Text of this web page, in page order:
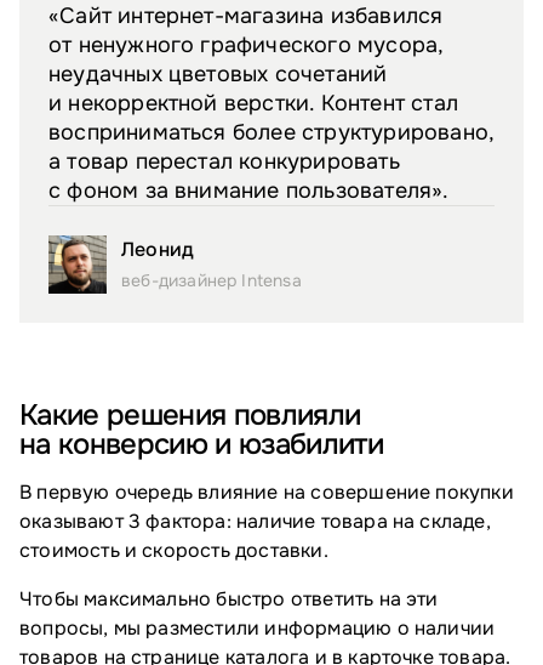
«Сайт интернет-магазина избавился
от ненужного графического мусора,
неудачных цветовых сочетаний
и некорректной верстки. Контент стал
восприниматься более структурировано,
а товар перестал конкурировать
с фоном за внимание пользователя».
Леонид
веб-дизайнер Intensa
Какие решения повлияли
на конверсию и юзабилити
В первую очередь влияние на совершение покупки
оказывают 3 фактора: наличие товара на складе,
стоимость и скорость доставки.
Чтобы максимально быстро ответить на эти
вопросы, мы разместили информацию о наличии
товаров на странице каталога и в карточке товара.